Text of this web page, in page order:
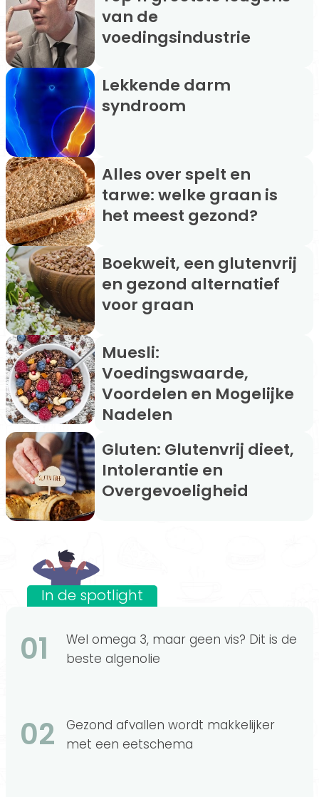
van de
voedingsindustrie
Lekkende darm
syndroom
Alles over spelt en
tarwe: welke graan is
het meest gezond?
Boekweit, een glutenvrij
en gezond alternatief
voor graan
Muesli:
Voedingswaarde,
Voordelen en Mogelijke
Nadelen
Gluten: Glutenvrij dieet,
Intolerantie en
Overgevoeligheid
In de spotlight
01
Wel omega 3, maar geen vis? Dit is de
beste algenolie
02
Gezond afvallen wordt makkelijker
met een eetschema